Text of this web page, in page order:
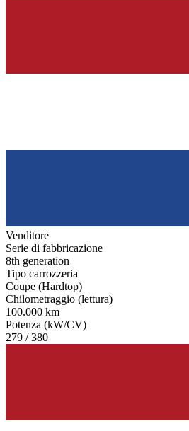
Venditore
Serie di fabbricazione
8th generation
Tipo carrozzeria
Coupe (Hardtop)
Chilometraggio (lettura)
100.000 km
Potenza (kW/CV)
279 / 380